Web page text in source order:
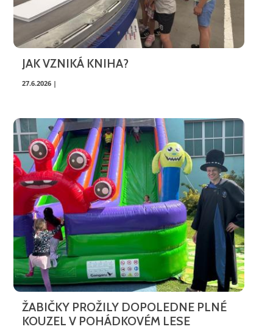
JAK VZNIKÁ KNIHA?
27.6.2026 |
ŽABIČKY PROŽILY DOPOLEDNE PLNÉ
KOUZEL V POHÁDKOVÉM LESE